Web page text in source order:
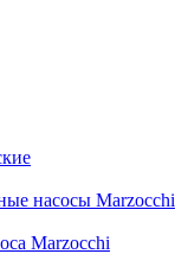
насосы Marzocchi
Marzocchi